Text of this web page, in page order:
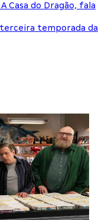
Casa do Dragão, fala
temporada da